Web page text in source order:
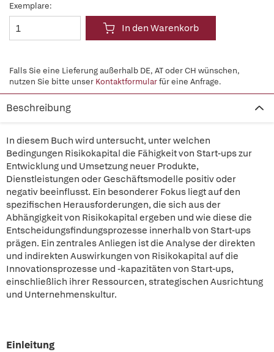
Exemplare:
In den Warenkorb
Falls Sie eine Lieferung außerhalb DE, AT oder CH wünschen,
nutzen Sie bitte unser Kontaktformularfür eine Anfrage.
Beschreibung
In diesem Buch wird untersucht, unter welchen
Bedingungen Risikokapital die Fähigkeit von Start-ups zur
Entwicklung und Umsetzung neuer Produkte,
Dienstleistungen oder Geschäftsmodelle positiv oder
negativ beeinflusst. Ein besonderer Fokus liegt auf den
spezifischen Herausforderungen, die sich aus der
Abhängigkeit von Risikokapital ergeben und wie diese die
Entscheidungsfindungsprozesse innerhalb von Start-ups
prägen. Ein zentrales Anliegen ist die Analyse der direkten
und indirekten Auswirkungen von Risikokapital auf die
Innovationsprozesse und -kapazitäten von Start-ups,
einschließlich ihrer Ressourcen, strategischen Ausrichtung
und Unternehmenskultur.
Einleitung